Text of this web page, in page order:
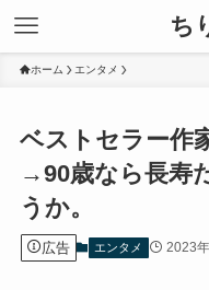
ち
ホーム エンタメ
ベストセラー作
→90歳なら長寿
うか。
広告 エンタメ 2023